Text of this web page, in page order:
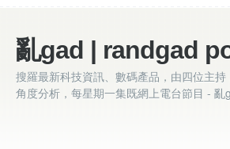
亂gad | randgad
搜羅最新科技資訊、數碼產品，由四位主
角度分析，每星期一集既網上電台節目 - 亂